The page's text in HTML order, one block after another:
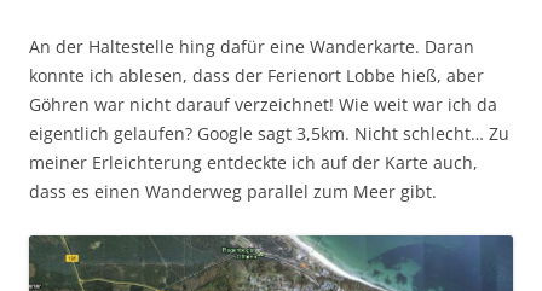
An der Haltestelle hing dafür eine Wanderkarte. Daran
konnte ich ablesen, dass der Ferienort Lobbe hieß, aber
Göhren war nicht darauf verzeichnet! Wie weit war ich da
eigentlich gelaufen? Google sagt 3,5km. Nicht schlecht… Zu
meiner Erleichterung entdeckte ich auf der Karte auch,
dass es einen Wanderweg parallel zum Meer gibt.